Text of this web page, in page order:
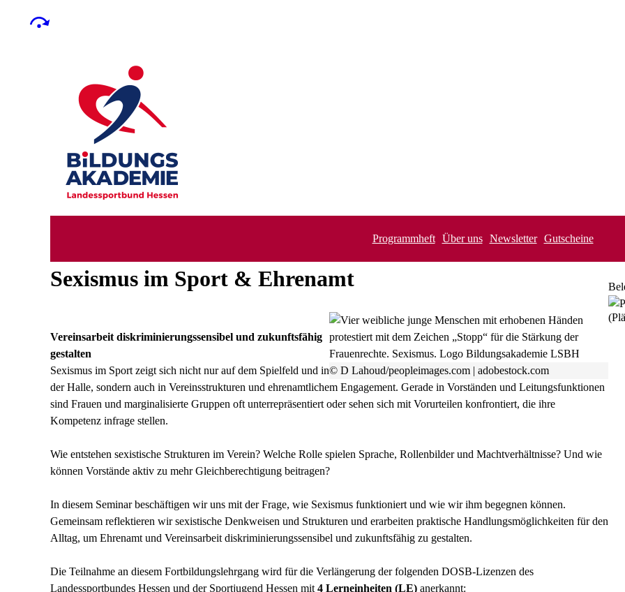
Programmheft Über uns Newsletter Gutscheine
Sexismus im Sport & Ehrenamt
© D Lahoud/peopleimages.com | adobestock.com
Vereinsarbeit diskriminierungssensibel und zukunftsfähig
gestalten
Sexismus im Sport zeigt sich nicht nur auf dem Spielfeld und in
der Halle, sondern auch in Vereinsstrukturen und ehrenamtlichem Engagement. Gerade in Vorständen und Leitungsfunktionen
sind Frauen und marginalisierte Gruppen oft unterrepräsentiert oder sehen sich mit Vorurteilen konfrontiert, die ihre
Kompetenz infrage stellen.
Wie entstehen sexistische Strukturen im Verein? Welche Rolle spielen Sprache, Rollenbilder und Machtverhältnisse? Und wie
können Vorstände aktiv zu mehr Gleichberechtigung beitragen?
In diesem Seminar beschäftigen wir uns mit der Frage, wie Sexismus funktioniert und wie wir ihm begegnen können.
Gemeinsam reflektieren wir sexistische Denkweisen und Strukturen und erarbeiten praktische Handlungsmöglichkeiten für den
Alltag, um Ehrenamt und Vereinsarbeit diskriminierungssensibel und zukunftsfähig zu gestalten.
Die Teilnahme an diesem Fortbildungslehrgang wird für die Verlängerung der folgenden DOSB-Lizenzen des
Landessportbundes Hessen und der Sportjugend Hessen mit 4 Lerneinheiten (LE) anerkannt: